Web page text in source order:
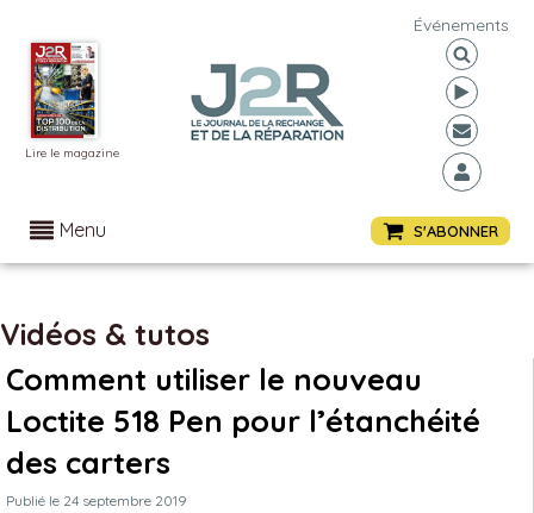
Lire le magazine
Événements
Menu S'ABONNER
Vidéos & tutos
Comment utiliser le nouveau
Loctite 518 Pen pour l’étanchéité
des carters
Publié le 24 septembre 2019